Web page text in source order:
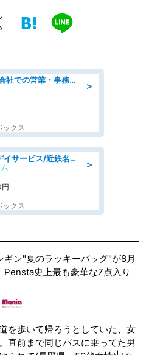
＞
09月開始/総合設備会社での営業・事務のお仕事/車通勤可/賞与あり/営業/営業事務
ックス
＞
介護職・ヘルパー/デイサービス/近鉄名古屋線 高田本山/津市/三重県
円
ックス
ギン"夏のラッキーバッグ"が8月
Pensta史上最も豪華な7点入り
を歩いて帰ろうとしていた、女
直前まで同じバスに乗ってた男